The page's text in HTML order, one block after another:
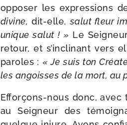
oppo­ser les expres­sions
divine, dit-​elle,salut fleur
unique salut ! » Le
retour, et s’inclinant vers
paroles :« Je suis ton
les angoisses de la mort, au
Efforçons-​nous donc,
au Seigneur des